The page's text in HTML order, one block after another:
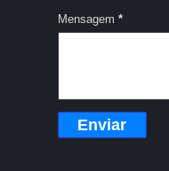
Mensagem *